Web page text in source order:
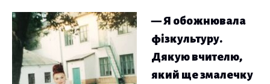
— Я обожнювала
фізкультуру.
Дякую вчителю,
який ще змалечку